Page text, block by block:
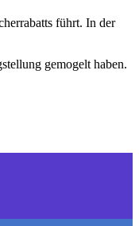
führt. In der
gemogelt haben.